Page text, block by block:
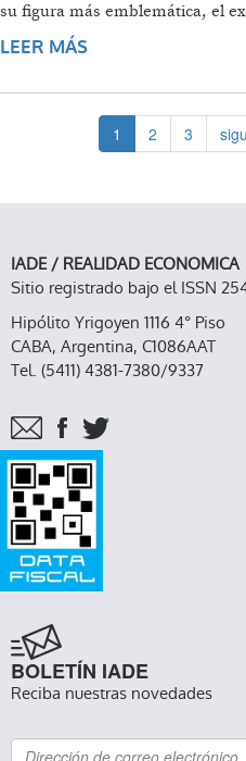
su figura más emblemática, el
LEER MÁS
1 2 3
IADE / REALIDAD ECONOMICA
Sitio registrado bajo el ISSN
Hipólito Yrigoyen 1116 4° Piso
CABA, Argentina, C1086AAT
Tel. (5411) 4381-7380/9337
BOLETÍN IADE
Reciba nuestras novedades